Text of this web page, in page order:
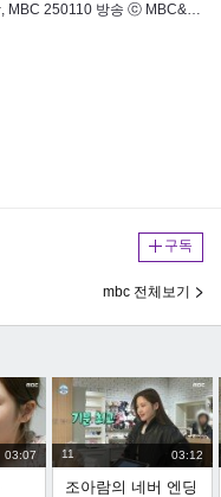
반찬도 모두 직접?! 조아람표 야무진 집밥 한 상, MBC 250110 방송 ⓒ MBC&iMBC 무단 전재, 재배포 및 이용…
구독
mbc 전체보기
03:07 11 03:12
조아람의 네버 엔딩